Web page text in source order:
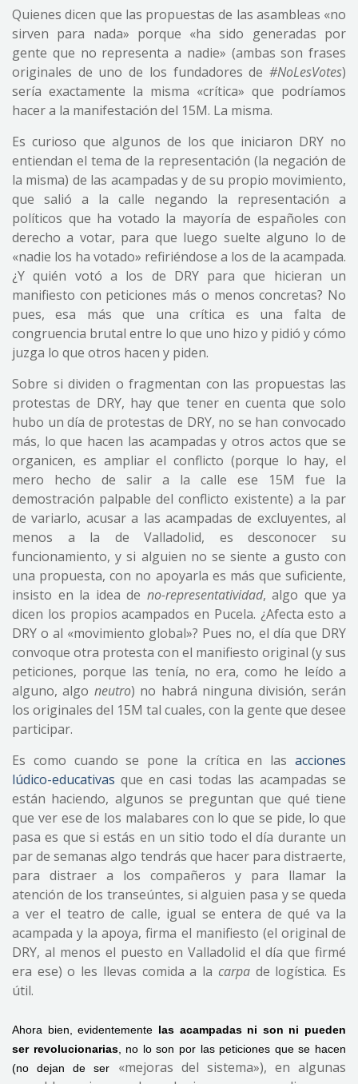
Quienes dicen que las propuestas de las asambleas «no
sirven para nada» porque «ha sido generadas por
gente que no representa a nadie» (ambas son frases
originales de uno de los fundadores de #NoLesVotes)
sería exactamente la misma «crítica» que podríamos
hacer a la manifestación del 15M. La misma.
Es curioso que algunos de los que iniciaron DRY no
entiendan el tema de la representación (la negación de
la misma) de las acampadas y de su propio movimiento,
que salió a la calle negando la representación a
políticos que ha votado la mayoría de españoles con
derecho a votar, para que luego suelte alguno lo de
«nadie los ha votado» refiriéndose a los de la acampada.
¿Y quién votó a los de DRY para que hicieran un
manifiesto con peticiones más o menos concretas? No
pues, esa más que una crítica es una falta de
congruencia brutal entre lo que uno hizo y pidió y cómo
juzga lo que otros hacen y piden.
Sobre si dividen o fragmentan con las propuestas las
protestas de DRY, hay que tener en cuenta que solo
hubo un día de protestas de DRY, no se han convocado
más, lo que hacen las acampadas y otros actos que se
organicen, es ampliar el conflicto (porque lo hay, el
mero hecho de salir a la calle ese 15M fue la
demostración palpable del conflicto existente) a la par
de variarlo, acusar a las acampadas de excluyentes, al
menos a la de Valladolid, es desconocer su
funcionamiento, y si alguien no se siente a gusto con
una propuesta, con no apoyarla es más que suficiente,
insisto en la idea de no-representatividad, algo que ya
dicen los propios acampados en Pucela. ¿Afecta esto a
DRY o al «movimiento global»? Pues no, el día que DRY
convoque otra protesta con el manifiesto original (y sus
peticiones, porque las tenía, no era, como he leído a
alguno, algo neutro) no habrá ninguna división, serán
los originales del 15M tal cuales, con la gente que desee
participar.
Es como cuando se pone la crítica en las acciones
lúdico-educativas que en casi todas las acampadas se
están haciendo, algunos se preguntan que qué tiene
que ver ese de los malabares con lo que se pide, lo que
pasa es que si estás en un sitio todo el día durante un
par de semanas algo tendrás que hacer para distraerte,
para distraer a los compañeros y para llamar la
atención de los transeúntes, si alguien pasa y se queda
a ver el teatro de calle, igual se entera de qué va la
acampada y la apoya, firma el manifiesto (el original de
DRY, al menos el puesto en Valladolid el día que firmé
era ese) o les llevas comida a la carpade logística. Es
útil.
Ahora bien, evidentemente las acampadas ni son ni pueden
ser revolucionarias, no lo son por las peticiones que se hacen
(no dejan de ser «mejoras del sistema»), en algunas